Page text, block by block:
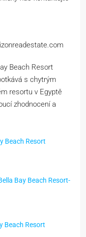
Beach Resort
s chytrým
resortu v Egyptě
zhodnocení a
Beach Resort
Bay Beach Resort-
Beach Resort